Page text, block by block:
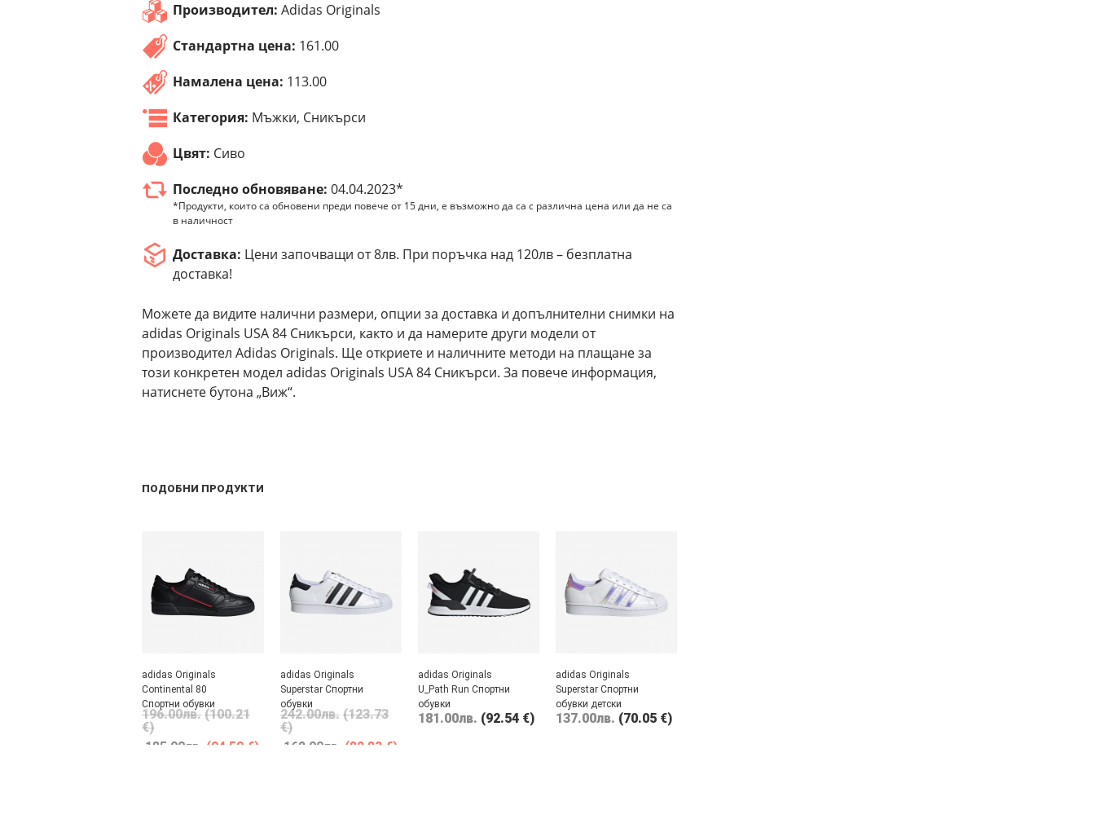
Производител: Adidas Originals
Стандартна цена: 161.00
Намалена цена: 113.00
Категория: Мъжки, Сникърси
Цвят: Сиво
Последно обновяване: 04.04.2023*
*Продукти, които са обновени преди повече от 15 дни, е възможно да са с различна цена или да не са
в наличност
Доставка: Цени започващи от 8лв. При поръчка над 120лв – безплатна
доставка!
Можете да видите налични размери, опции за доставка и допълнителни снимки на
adidas Originals USA 84 Сникърси, както и да намерите други модели от
производител Adidas Originals. Ще откриете и наличните методи на плащане за
този конкретен модел adidas Originals USA 84 Сникърси. За повече информация,
натиснете бутона „Виж“.
ПОДОБНИ ПРОДУКТИ
adidas Originals
Continental 80
Спортни обувки
196.00лв. (100.21
€)
185.00лв. (94.59 €)
adidas Originals
Superstar Спортни
обувки
242.00лв. (123.73
€)
162.00лв. (82.83 €)
adidas Originals
U_Path Run Спортни
обувки
181.00лв. (92.54 €)
adidas Originals
Superstar Спортни
обувки детски
137.00лв. (70.05 €)